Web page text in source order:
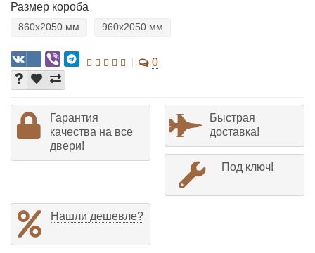
Размер короба
860х2050 мм 960х2050 мм
0
Гарантия
качества на все
двери!
Быстрая
доставка!
Под ключ!
Нашли дешевле?